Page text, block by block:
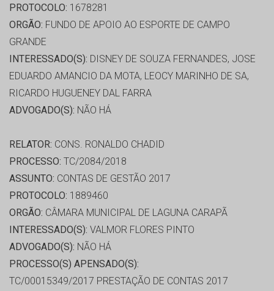
PROTOCOLO: 1678281
ORGÃO: FUNDO DE APOIO AO ESPORTE DE CAMPO
GRANDE
INTERESSADO(S): DISNEY DE SOUZA FERNANDES, JOSE
EDUARDO AMANCIO DA MOTA, LEOCY MARINHO DE SA,
RICARDO HUGUENEY DAL FARRA
ADVOGADO(S): NÃO HÁ
RELATOR: CONS. RONALDO CHADID
PROCESSO: TC/2084/2018
ASSUNTO: CONTAS DE GESTÃO 2017
PROTOCOLO: 1889460
ORGÃO: CÂMARA MUNICIPAL DE LAGUNA CARAPÃ
INTERESSADO(S): VALMOR FLORES PINTO
ADVOGADO(S): NÃO HÁ
PROCESSO(S) APENSADO(S):
TC/00015349/2017 PRESTAÇÃO DE CONTAS 2017